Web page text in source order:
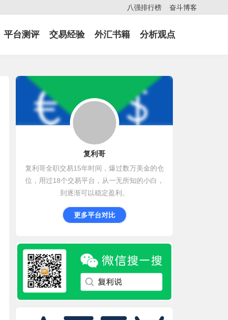
八强排行榜 奋斗博客
平台测评 交易经验 外汇书籍 分析观点
复利哥
复利哥全职交易15年时间，爆过数万美金的仓
位，用过18个交易平台，从一无所知的小白，
到逐渐可以稳定盈利。
更多平台对比